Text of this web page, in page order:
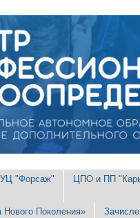
УЦ "Форсаж" ЦПО и ПП
Поколения»